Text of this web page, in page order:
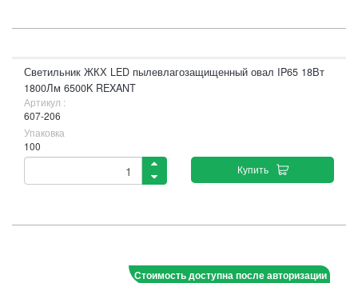
Светильник ЖКХ LED пылевлагозащищенный овал IP65 18Вт
1800Лм 6500K REXANT
Артикул :
607-206
Упаковка
100
Купить
Стоимость доступна после авторизации